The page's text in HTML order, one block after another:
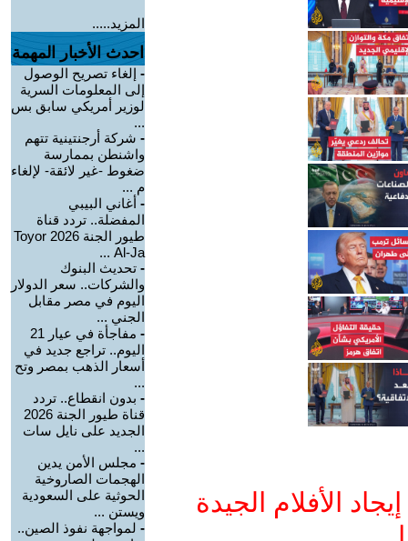
الأفلام الجيدة
المزيد.....
احدث الأخبار المهمة
- إلغاء تصريح الوصول
إلى المعلومات السرية
لوزير أمريكي سابق بس
...
- شركة أرجنتينية تتهم
واشنطن بممارسة
ضغوط -غير لائقة- لإلغاء
م ...
- أغاني البيبي
المفضلة.. تردد قناة
طيور الجنة 2026 Toyor
Al-Ja ...
- تحديث البنوك
والشركات.. سعر الدولار
اليوم في مصر مقابل
الجني ...
-
مفاجأة في عيار 21
اليوم.. تراجع جديد في
أسعار الذهب بمصر وتح
...
- بدون انقطاع.. تردد
قناة طيور الجنة 2026
الجديد على نايل سات
...
- مجلس الأمن يدين
الهجمات الصاروخية
الحوثية على السعودية
ويستن ...
- لمواجهة نفوذ الصين..